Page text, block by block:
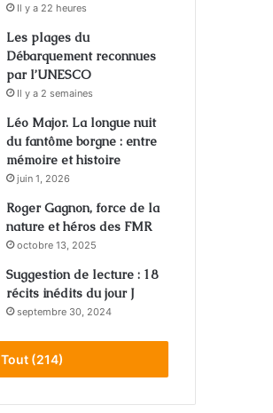
Il y a 22 heures
Les plages du
Débarquement reconnues
par l’UNESCO
Il y a 2 semaines
Léo Major. La longue nuit
du fantôme borgne : entre
mémoire et histoire
juin 1, 2026
Roger Gagnon, force de la
nature et héros des FMR
octobre 13, 2025
Suggestion de lecture : 18
récits inédits du jour J
septembre 30, 2024
Tout (214)